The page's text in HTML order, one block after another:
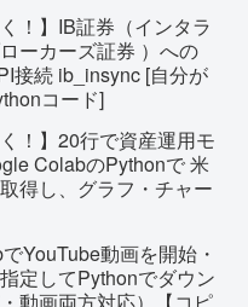
！】IB証券（インタラ
ーカーズ証券 ）への
接続 ib_insync [自分が
コード]
く！】20行で資産運用モ
ColabのPythonで 米
得し、グラフ・チャー
YouTube動画を開始・
定してPythonでダウン
動画両方対応）【コピ